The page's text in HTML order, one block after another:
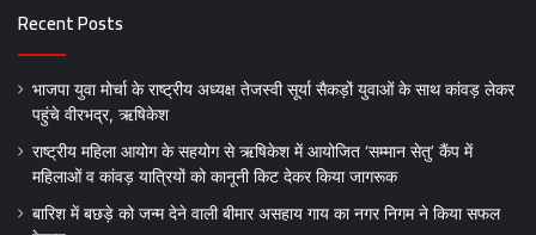
Recent Posts
भाजपा युवा मोर्चा के राष्ट्रीय अध्यक्ष तेजस्वी सूर्या सैकड़ों युवाओं के साथ कांवड़ लेकर
पहुंचे वीरभद्र, ऋषिकेश
​राष्ट्रीय महिला आयोग के सहयोग से ऋषिकेश में आयोजित ‘सम्मान सेतु’ कैंप में
महिलाओं व कांवड़ यात्रियों को कानूनी किट देकर किया जागरूक
बारिश में बछड़े को जन्म देने वाली बीमार असहाय गाय का नगर निगम ने किया सफल